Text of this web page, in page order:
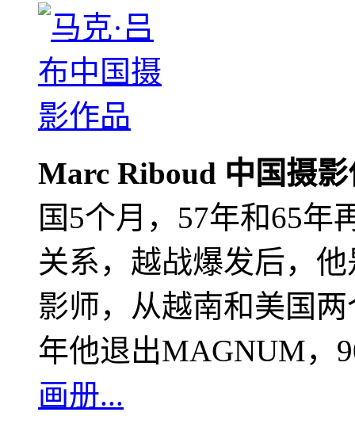
Marc Riboud 中国摄
国5个月，57年和65年
关系，越战爆发后，
影师，从越南和美国
年他退出MAGNUM，
画册...